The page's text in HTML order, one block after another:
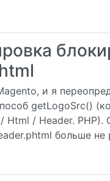
и я
getLogoSrc()
/ Header. PHP).
больше